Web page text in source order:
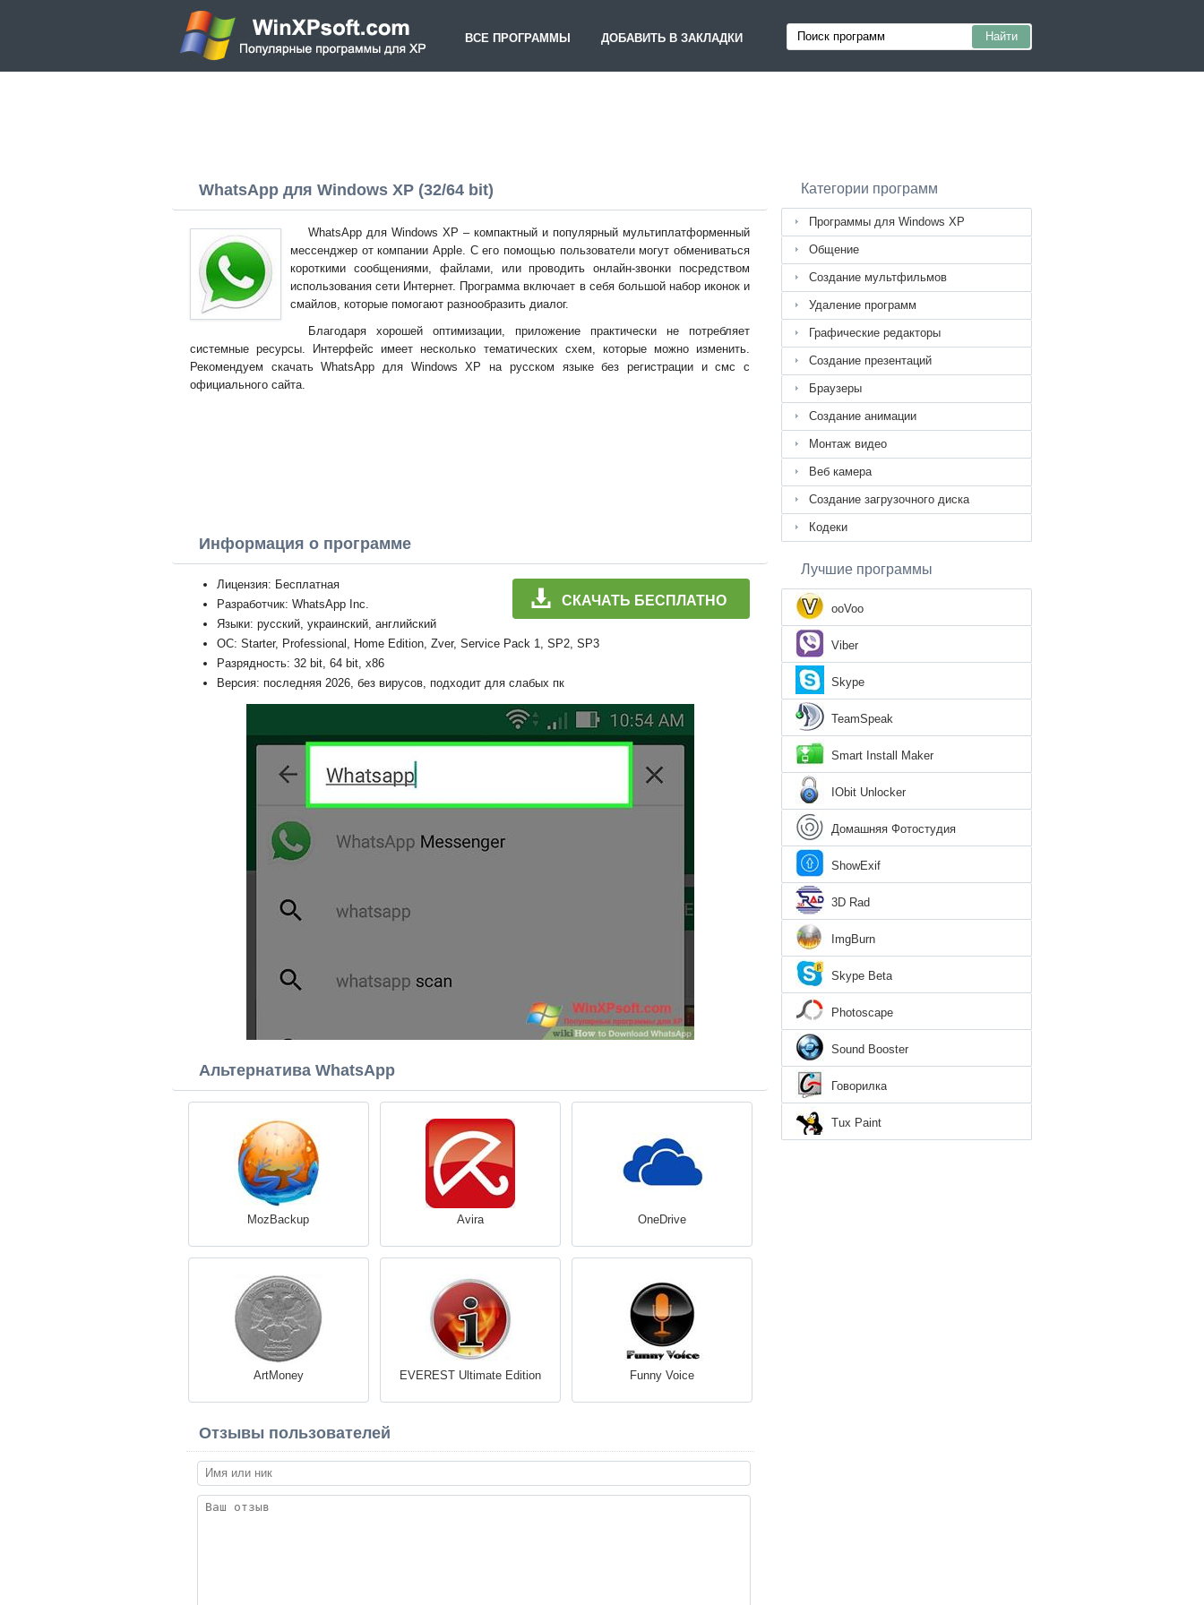
ВСЕ ПРОГРАММЫ ДОБАВИТЬ В ЗАКЛАДКИ
WhatsApp для Windows XP (32/64 bit)
WhatsApp для Windows XP – компактный и популярный мультиплатформенный
мессенджер от компании Apple. С его помощью пользователи могут обмениваться
короткими сообщениями, файлами, или проводить онлайн-звонки посредством
использования сети Интернет. Программа включает в себя большой набор иконок и
смайлов, которые помогают разнообразить диалог.
Благодаря хорошей оптимизации, приложение практически не потребляет
системные ресурсы. Интерфейс имеет несколько тематических схем, которые можно изменить.
Рекомендуем скачать WhatsApp для Windows XP на русском языке без регистрации и смс с
официального сайта.
Информация о программе
СКАЧАТЬ БЕСПЛАТНО
Лицензия: Бесплатная
Разработчик: WhatsApp Inc.
Языки: русский, украинский, английский
ОС: Starter, Professional, Home Edition, Zver, Service Pack 1, SP2, SP3
Разрядность: 32 bit, 64 bit, x86
Версия: последняя 2026, без вирусов, подходит для слабых пк
Альтернатива WhatsApp
MozBackup Avira OneDrive
ArtMoney EVEREST Ultimate Edition Funny Voice
Отзывы пользователей
Категории программ
Программы для Windows XP
Общение
Создание мультфильмов
Удаление программ
Графические редакторы
Создание презентаций
Браузеры
Создание анимации
Монтаж видео
Веб камера
Создание загрузочного диска
Кодеки
Лучшие программы
ooVoo
Viber
Skype
TeamSpeak
Smart Install Maker
IObit Unlocker
Домашняя Фотостудия
ShowExif
3D Rad
ImgBurn
Skype Beta
Photoscape
Sound Booster
Говорилка
Tux Paint